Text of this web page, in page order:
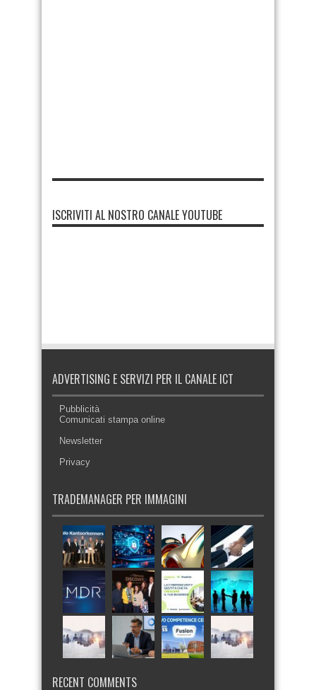
ISCRIVITI AL NOSTRO CANALE YOUTUBE
ADVERTISING E SERVIZI PER IL CANALE ICT
Pubblicità
Comunicati stampa online
Newsletter
Privacy
TRADEMANAGER PER IMMAGINI
RECENT COMMENTS